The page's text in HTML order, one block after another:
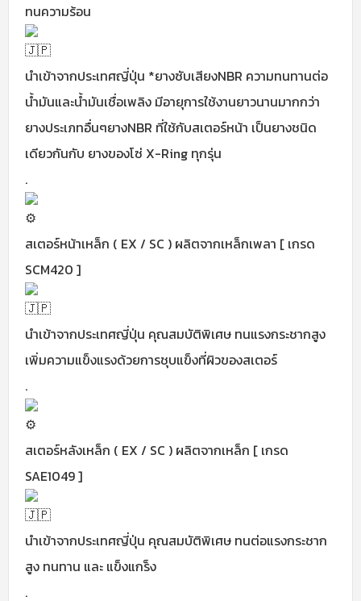
ทนความร้อน
นำเข้าจากประเทศญี่ปุ่น *ยางซับเสียงNBR ความทนทานต่อ
น้ำมันและน้ำมันเชื่อเพลิง มีอายุการใช้งานยาวนานมากกว่า
ยางประเภทอื่นๆยางNBR ที่ใช้กับสเตอร์หน้า เป็นยางชนิด
เดียวกันกับ ยางของโซ่ X-Ring ทุกรุ่น
.
สเตอร์หน้าเหล็ก ( EX / SC ) ผลิตจากเหล็กเพลา [ เกรด
SCM420 ]
นำเข้าจากประเทศญี่ปุ่น คุณสมบัติพิเศษ ทนแรงกระชากสูง
เพิ่มความแข็งแรงด้วยการชุบแข็งที่ผิวของสเตอร์
.
สเตอร์หลังเหล็ก ( EX / SC ) ผลิตจากเหล็ก [ เกรด
SAE1049 ]
นำเข้าจากประเทศญี่ปุ่น คุณสมบัติพิเศษ ทนต่อแรงกระชาก
สูง ทนทาน และ แข็งแกร็ง
.